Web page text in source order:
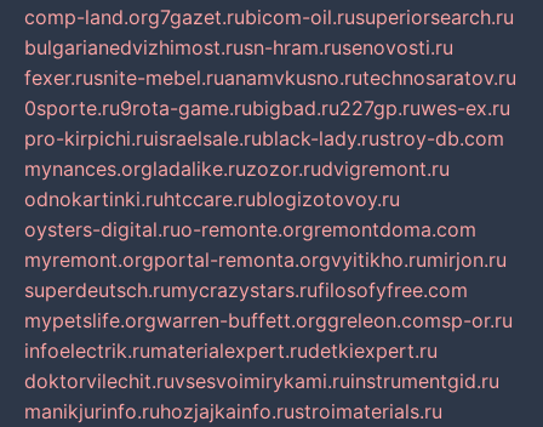
comp-land.org7gazet.rubicom-oil.rusuperiorsearch.ru
bulgarianedvizhimost.rusn-hram.rusenovosti.ru
fexer.rusnite-mebel.ruanamvkusno.rutechnosaratov.ru
0sporte.ru9rota-game.rubigbad.ru227gp.ruwes-ex.ru
pro-kirpichi.ruisraelsale.rublack-lady.rustroy-db.com
mynances.orgladalike.ruzozor.rudvigremont.ru
odnokartinki.ruhtccare.rublogizotovoy.ru
oysters-digital.ruo-remonte.orgremontdoma.com
myremont.orgportal-remonta.orgvyitikho.rumirjon.ru
superdeutsch.rumycrazystars.rufilosofyfree.com
mypetslife.orgwarren-buffett.orggreleon.comsp-or.ru
infoelectrik.rumaterialexpert.rudetkiexpert.ru
doktorvilechit.ruvsesvoimirykami.ruinstrumentgid.ru
manikjurinfo.ruhozjajkainfo.rustroimaterials.ru